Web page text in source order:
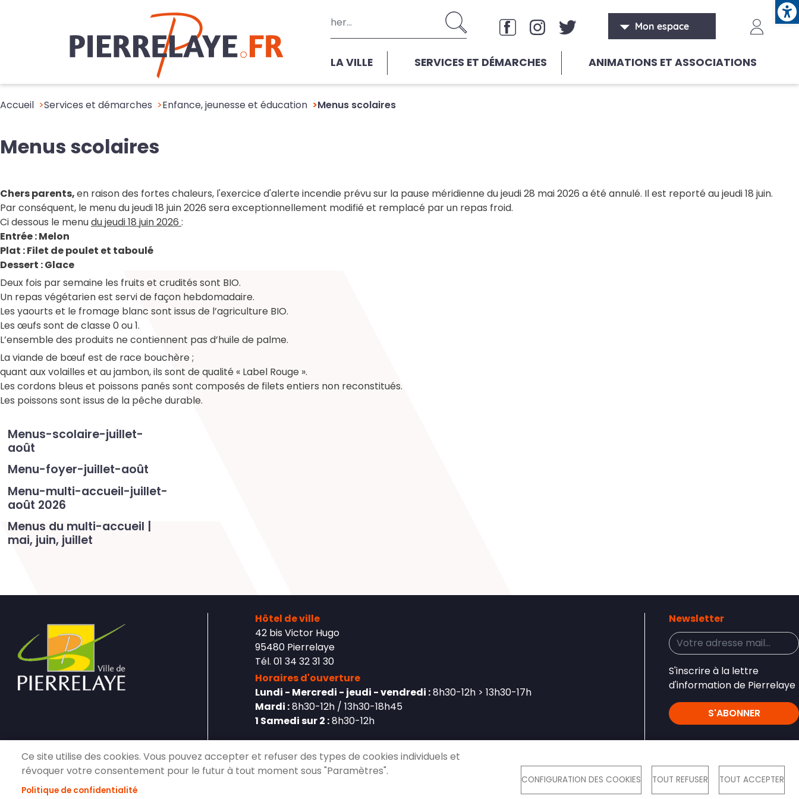
Mon espace
Réseaux sociaux
LA VILLE SERVICES ET DÉMARCHES ANIMATIONS ET ASSOCIATIONS
Accueil Services et démarches Enfance, jeunesse et éducation Menus scolaires
Menus scolaires
Chers parents,en raison des fortes chaleurs, l'exercice d'alerte incendie prévu sur la pause méridienne du jeudi 28 mai 2026 a été annulé. Il est reporté au jeudi 18 juin.
Par conséquent, le menu du jeudi 18 juin 2026 sera exceptionnellement modifié et remplacé par un repas froid.
Ci dessous le menudu jeudi 18 juin 2026 :
Entrée : Melon
Plat : Filet de poulet et taboulé
Dessert : Glace
Deux fois par semaine les fruits et crudités sont BIO.
Un repas végétarien est servi de façon hebdomadaire.
Les yaourts et le fromage blanc sont issus de l’agriculture BIO.
Les œufs sont de classe 0 ou 1.
L’ensemble des produits ne contiennent pas d’huile de palme.
La viande de bœuf est de race bouchère ;
quant aux volailles et au jambon, ils sont de qualité « Label Rouge ».
Les cordons bleus et poissons panés sont composés de filets entiers non reconstitués.
Les poissons sont issus de la pêche durable.
Menus-scolaire-juillet-
août
Menu-foyer-juillet-août
Menu-multi-accueil-juillet-
août 2026
Menus du multi-accueil |
mai, juin, juillet
Hôtel de ville
42 bis Victor Hugo
95480 Pierrelaye
Tél. 01 34 32 31 30
Horaires d'ouverture
Lundi - Mercredi - jeudi - vendredi :8h30-12h > 13h30-17h
Mardi :8h30-12h / 13h30-18h45
1 Samedi sur 2 :8h30-12h
Newsletter
S'inscrire à la lettre
d'information de Pierrelaye
S'ABONNER
Ce site utilise des cookies. Vous pouvez accepter et refuser des types de cookies individuels et
révoquer votre consentement pour le futur à tout moment sous "Paramètres".
Politique de confidentialité
CONFIGURATION DES COOKIES TOUT REFUSER TOUT ACCEPTER